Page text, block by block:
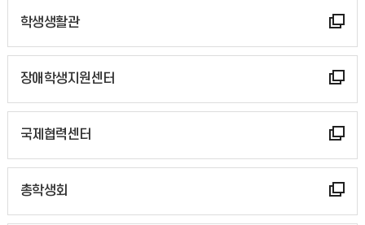
학생생활관
장애학생지원센터
국제협력센터
총학생회